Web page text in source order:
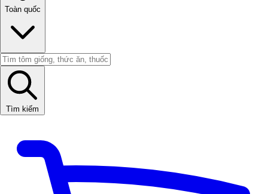
Toàn quốc
Tìm kiếm